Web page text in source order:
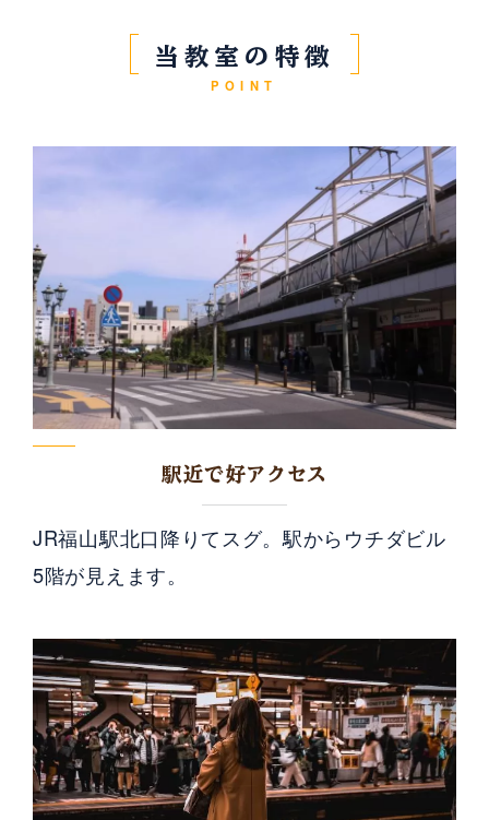
当教室の特徴
POINT
駅近で好アクセス
JR福山駅北口降りてスグ。駅からウチダビル
5階が見えます。